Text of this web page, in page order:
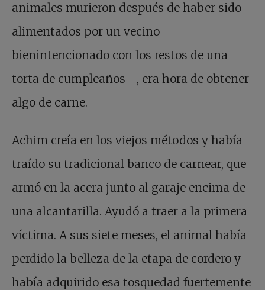
animales murieron después de haber sido
alimentados por un vecino
bienintencionado con los restos de una
torta de cumpleaños―, era hora de obtener
algo de carne.
Achim creía en los viejos métodos y había
traído su tradicional banco de carnear, que
armó en la acera junto al garaje encima de
una alcantarilla. Ayudó a traer a la primera
víctima. A sus siete meses, el animal había
perdido la belleza de la etapa de cordero y
había adquirido esa tosquedad fuertemente